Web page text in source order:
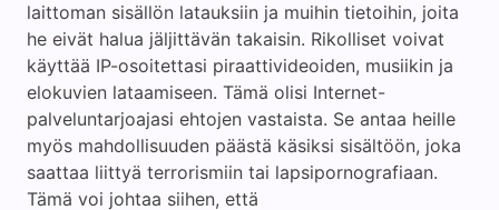
laittoman sisällön latauksiin ja muihin tietoihin, joita
he eivät halua jäljittävän takaisin. Rikolliset voivat
käyttää IP-osoitettasi piraattivideoiden, musiikin ja
elokuvien lataamiseen. Tämä olisi Internet-
palveluntarjoajasi ehtojen vastaista. Se antaa heille
myös mahdollisuuden päästä käsiksi sisältöön, joka
saattaa liittyä terrorismiin tai lapsipornografiaan.
Tämä voi johtaa siihen, että